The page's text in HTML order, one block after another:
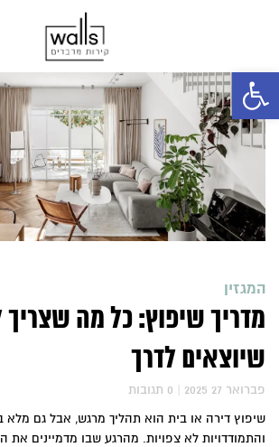
פתח סרגל נגישות
המגזין
מדריך שיפוץ: כל מה שצריך
שיוצאים לדרך
2025 פברואר 27 0 תגובות
שיפוץ דירה או בית הוא תהליך מרגש, אבל גם מלא
והתמודדויות לא צפויות. מהרגע שבו מדמיינים